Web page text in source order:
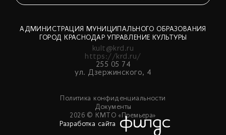
АДМИНИСТРАЦИЯ МУНИЦИПАЛЬНОГО ОБРАЗОВАНИЯ
ГОРОД КРАСНОДАР УПРАВЛЕНИЕ КУЛЬТУРЫ
kult@krd.ru
https://krd.ru/
255 05 74
ул. Дзержинского, 4
Политика конфиденциальности
Документы
2026 © КМТО «Премьера»
Разработка сайта